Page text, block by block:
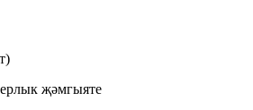
җәмгыяте